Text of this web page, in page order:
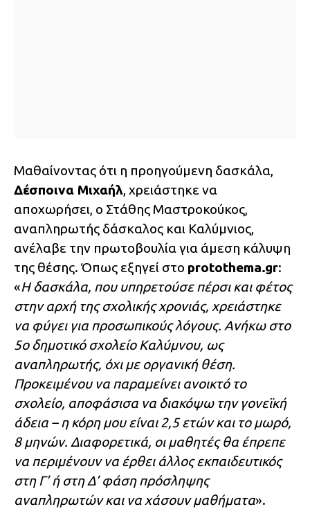
Μαθαίνοντας ότι η προηγούμενη δασκάλα,
Δέσποινα Μιχαήλ, χρειάστηκε να
αποχωρήσει, ο Στάθης Μαστροκούκος,
αναπληρωτής δάσκαλος και Καλύμνιος,
ανέλαβε την πρωτοβουλία για άμεση κάλυψη
της θέσης. Όπως εξηγεί στο protothema.gr:
«Η δασκάλα, που υπηρετούσε πέρσι και φέτος
στην αρχή της σχολικής χρονιάς, χρειάστηκε
να φύγει για προσωπικούς λόγους. Ανήκω στο
5ο δημοτικό σχολείο Καλύμνου, ως
αναπληρωτής, όχι με οργανική θέση.
Προκειμένου να παραμείνει ανοικτό το
σχολείο, αποφάσισα να διακόψω την γονεϊκή
άδεια – η κόρη μου είναι 2,5 ετών και το μωρό,
8 μηνών. Διαφορετικά, οι μαθητές θα έπρεπε
να περιμένουν να έρθει άλλος εκπαιδευτικός
στη Γ’ ή στη Δ’ φάση πρόσληψης
αναπληρωτών και να χάσουν μαθήματα».